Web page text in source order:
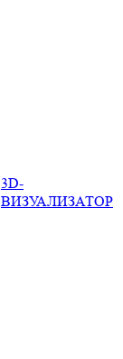
3D-
ВИЗУАЛИЗАТОР